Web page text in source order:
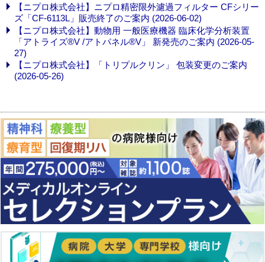
【ニプロ株式会社】ニプロ精密限外濾過フィルター CFシリー
ズ「CF-6113L」販売終了のご案内 (2026-06-02)
【ニプロ株式会社】動物用 一般医療機器 臨床化学分析装置
「アトライズ®V /アトパネル®V」 新発売のご案内 (2026-05-
27)
【ニプロ株式会社】「トリプルクリン」 包装変更のご案内
(2026-05-26)